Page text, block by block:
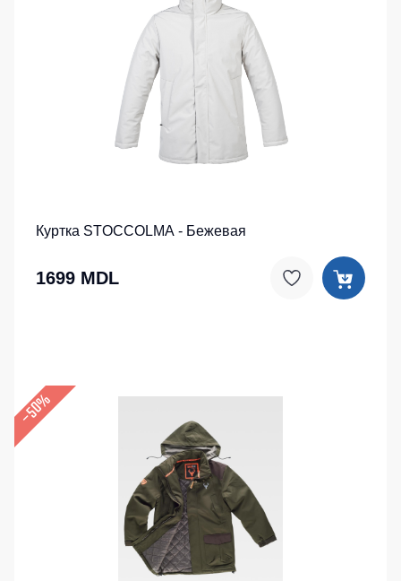
Куртка STOCCOLMA - Бежевая
1699 MDL
–50%